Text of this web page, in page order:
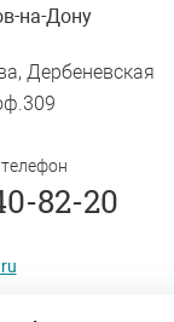
на-Дону
Дербеневская
82-20